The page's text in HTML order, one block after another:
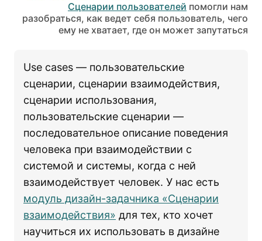
Сценарии пользователей помогли нам
разобраться, как ведет себя пользователь, чего
ему не хватает, где он может запутаться
Use cases — пользовательские
сценарии, сценарии взаимодействия,
сценарии использования,
пользовательские сценарии —
последовательное описание поведения
человека при взаимодействии с
системой и системы, когда с ней
взаимодействует человек. У нас есть
модуль дизайн-задачника «Сценарии
взаимодействия» для тех, кто хочет
научиться их использовать в дизайне